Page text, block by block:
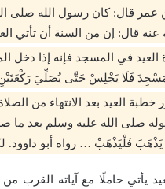
عمر قال: كان رسول الله صلى
قال: إن من السنة أن تأتي
العيد في المسجد فإنه إذا دخل
فَلَا يَجْلِسْ حَتَّى يُصَلِّيَ
العيد بعد الانتهاء من
صلى الله عليه وسلم بعد
فَلْيَذْهَبْ … رواه أبو
يأتي حاملًا مع آياته